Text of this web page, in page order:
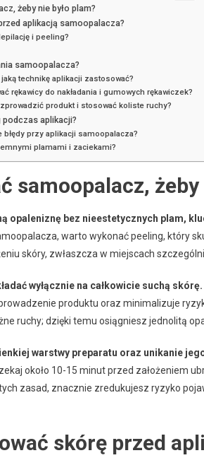
żeby nie było plam?
aplikacją samoopalacza?
i peeling?
samoopalacza?
technikę aplikacji zastosować?
rękawicy do nakładania i gumowych rękawiczek?
produkt i stosować koliste ruchy?
podczas aplikacji?
przy aplikacji samoopalacza?
plamami i zaciekami?
samoopalacz,
opaleniznę bez nieestetycznych plam,
warto wykonać peeling, który
skóry, zwłaszcza w miejscach
wyłącznie na całkowicie suchą skórę.
produktu oraz minimalizuje
ruchy; dzięki temu osiągniesz jednolitą
warstwy preparatu oraz unikanie
około 10-15 minut przed założeniem
zasad, znacznie zredukujesz ryzyko
skórę przed